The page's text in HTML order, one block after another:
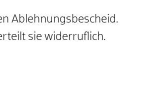
Ablehnungsbescheid.
sie widerruflich.